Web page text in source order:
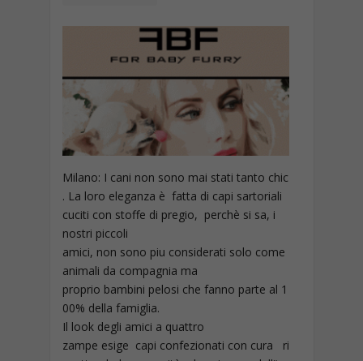
Milano: I cani non sono mai stati tanto chic
. La loro eleganza è fatta di capi sartoriali
cuciti con stoffe di pregio, perchè si sa, i
nostri piccoli
amici, non sono piu considerati solo come
animali da compagnia ma
proprio bambini pelosi che fanno parte al 1
00% della famiglia.
Il look degli amici a quattro
zampe esige capi confezionati con cura ri